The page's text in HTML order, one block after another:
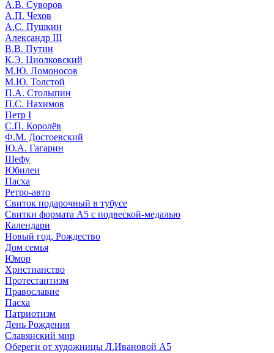
А.В. Суворов
А.П. Чехов
А.С. Пушкин
Александр III
В.В. Путин
К.Э. Циолковский
М.Ю. Ломоносов
М.Ю. Толстой
П.А. Столыпин
П.С. Нахимов
Петр I
С.П. Королёв
Ф.М. Достоевский
Ю.А. Гагарин
Шефу
Юбилеи
Пасха
Ретро-авто
Свиток подарочный в тубусе
Свитки формата А5 с подвеской-медалью
Календари
Новый год, Рождество
Дом семья
Юмор
Христианство
Протестантизм
Православие
Пасха
Патриотизм
День Рождения
Славянский мир
Обереги от художницы Л.Ивановой А5